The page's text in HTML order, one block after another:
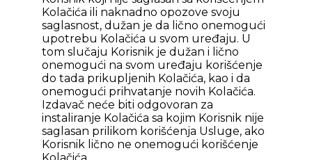
Kolačića ili naknadno opozove svoju
saglasnost, dužan je da lično onemogući
upotrebu Kolačića u svom uređaju. U
tom slučaju Korisnik je dužan i lično
onemogući na svom uređaju korišćenje
do tada prikupljenih Kolačića, kao i da
onemogući prihvatanje novih Kolačića.
Izdavač neće biti odgovoran za
instaliranje Kolačića sa kojim Korisnik nije
saglasan prilikom korišćenja Usluge, ako
Korisnik lično ne onemogući korišćenje